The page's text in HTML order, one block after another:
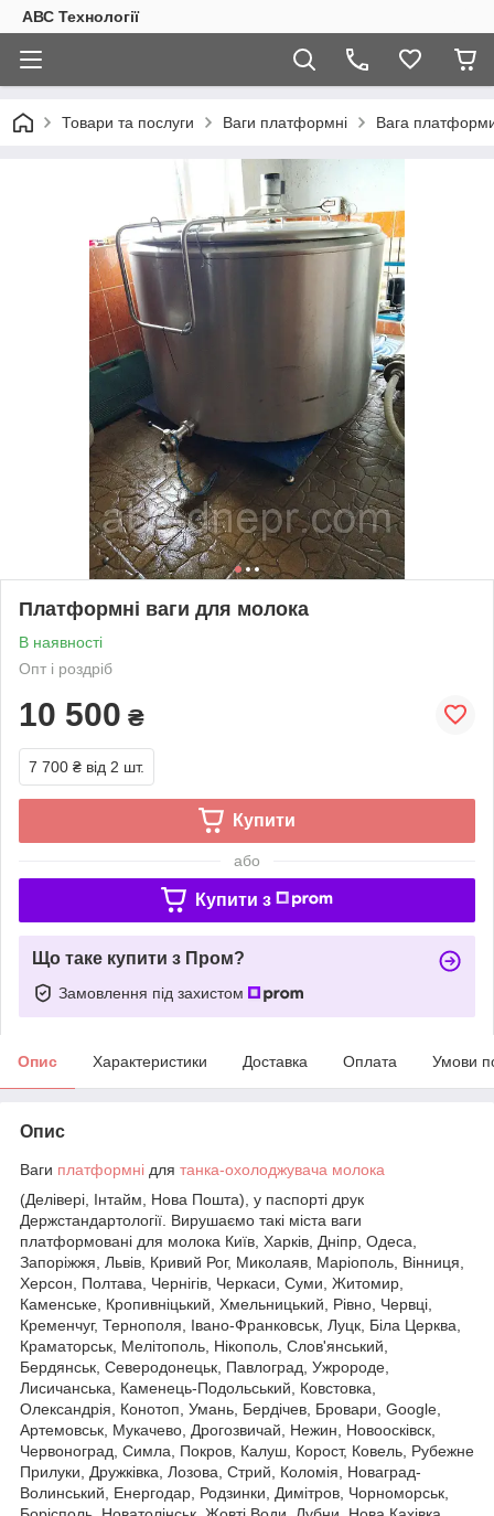
АВС Технології
Товари та послуги Ваги платформні Вага
Платформні ваги для молока
В наявності
Опт і роздріб
10 500 ₴
7 700 ₴ від 2 шт.
Купити
або
Купити з
Що таке купити з Пром?
Замовлення під захистом
Опис Характеристики Доставка Оплата Умови
Опис
Ваги платформні для танка-охолоджувача молока
(Делівері, Інтайм, Нова Пошта), у паспорті друк
Держстандартології. Вирушаємо такі міста ваги
платформовані для молока Київ, Харків, Дніпр, Одеса,
Запоріжжя, Львів, Кривий Рог, Миколаяв, Маріополь, Вінниця,
Херсон, Полтава, Чернігів, Черкаси, Суми, Житомир,
Каменське, Кропивніцький, Хмельницький, Рівно, Червці,
Кременчуг, Тернополя, Івано-Франковськ, Луцк, Біла Церква,
Краматорськ, Мелітополь, Нікополь, Слов'янський,
Бердянськ, Северодонецьк, Павлоград, Ужророде,
Лисичанська, Каменець-Подольський, Ковстовка,
Олександрія, Конотоп, Умань, Бердічев, Бровари, Google,
Артемовськ, Мукачево, Дрогозвичай, Нежин, Новоосківск,
Червоноград, Симла, Покров, Калуш, Корост, Ковель, Рубежне
Прилуки, Дружківка, Лозова, Стрий, Коломія, Новаград-
Волинський, Енергодар, Родзинки, Димітров, Чорноморськ,